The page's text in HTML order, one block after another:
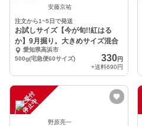
安藤京祐
注文から1~5日で発送
お試しサイズ【今が旬!!紅はる
か】9月掘り。大きめサイズ混合
愛知県高浜市
500g(宅急便60サイズ)
330円
+送料690円
注
文
受
付
停
止
中
野原亮一